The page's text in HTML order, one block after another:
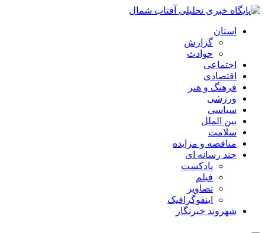
استان
گزارش
حوادث
اجتماعی
اقتصادی
فرهنگ و هنر
ورزشی
سیاسی
بین الملل
سلامت
مناقصه و مزایده
چند رسانه ای
پادکست
فیلم
تصاویر
اینفوگرافیک
شهروند خبرنگار